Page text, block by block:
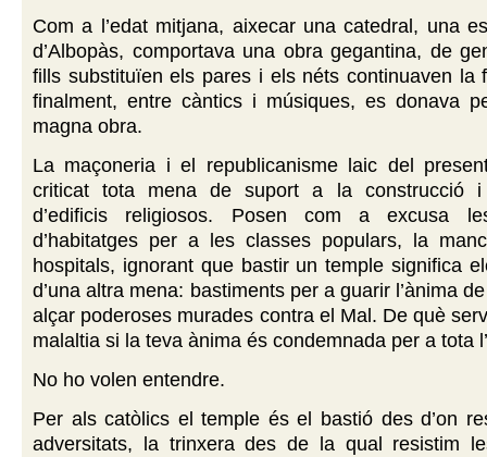
Com a l’edat mitjana, aixecar una catedral, una
d’Albopàs, comportava una obra gegantina, de
fills substituïen els pares i els néts continuaven la
finalment, entre càntics i músiques, es donava
magna obra.
La maçoneria i el republicanisme laic del
criticat tota mena de suport a la construcció i
d’edificis religiosos. Posen com a excusa
d’habitatges per a les classes populars, la
hospitals, ignorant que bastir un temple significa
d’una altra mena: bastiments per a guarir l’ànima
alçar poderoses murades contra el Mal. De què
malaltia si la teva ànima és condemnada per a tota
No ho volen entendre.
Per als catòlics el temple és el bastió des d’on
adversitats, la trinxera des de la qual resistim